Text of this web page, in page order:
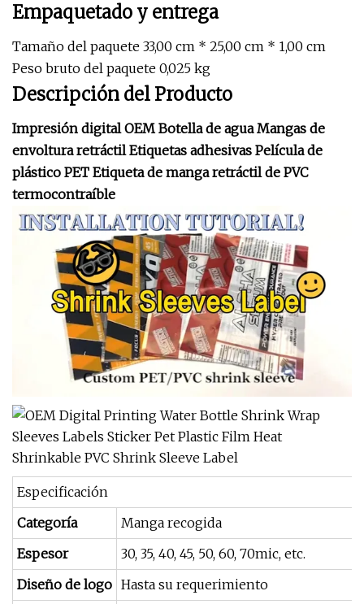
Empaquetado y entrega
Tamaño del paquete 33,00 cm * 25,00 cm * 1,00 cm
Peso bruto del paquete 0,025 kg
Descripción del Producto
Impresión digital OEM Botella de agua Mangas de
envoltura retráctil Etiquetas adhesivas Película de
plástico PET Etiqueta de manga retráctil de PVC
termocontraíble
Especificación
Categoría
Manga recogida
Espesor
30, 35, 40, 45, 50, 60, 70mic, etc.
Diseño de logo Hasta su requerimiento